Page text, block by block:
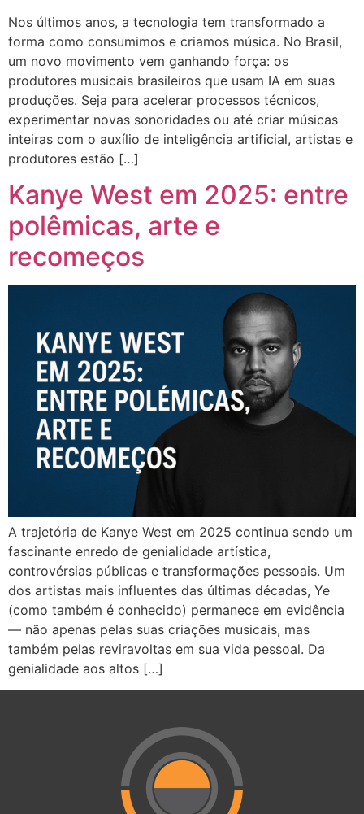
Nos últimos anos, a tecnologia tem transformado a
forma como consumimos e criamos música. No Brasil,
um novo movimento vem ganhando força: os
produtores musicais brasileiros que usam IA em suas
produções. Seja para acelerar processos técnicos,
experimentar novas sonoridades ou até criar músicas
inteiras com o auxílio de inteligência artificial, artistas e
produtores estão […]
Kanye West em 2025: entre
polêmicas, arte e
recomeços
A trajetória de Kanye West em 2025 continua sendo um
fascinante enredo de genialidade artística,
controvérsias públicas e transformações pessoais. Um
dos artistas mais influentes das últimas décadas, Ye
(como também é conhecido) permanece em evidência
— não apenas pelas suas criações musicais, mas
também pelas reviravoltas em sua vida pessoal. Da
genialidade aos altos […]